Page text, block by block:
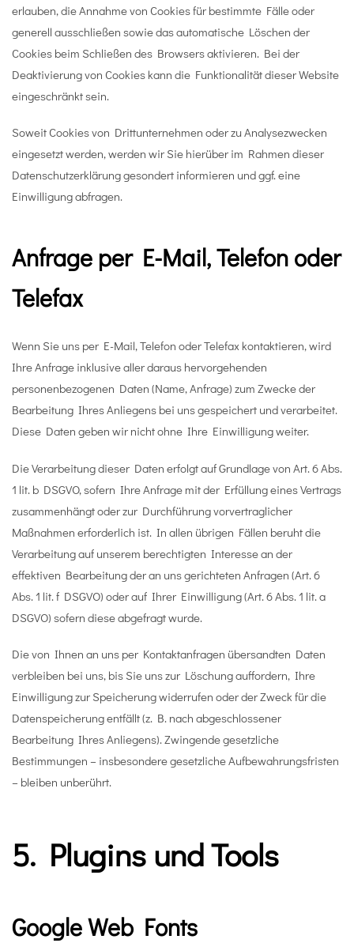
erlauben, die Annahme von Cookies für bestimmte Fälle oder
generell ausschließen sowie das automatische Löschen der
Cookies beim Schließen des Browsers aktivieren. Bei der
Deaktivierung von Cookies kann die Funktionalität dieser Website
eingeschränkt sein.
Soweit Cookies von Drittunternehmen oder zu Analysezwecken
eingesetzt werden, werden wir Sie hierüber im Rahmen dieser
Datenschutzerklärung gesondert informieren und ggf. eine
Einwilligung abfragen.
Anfrage per E-Mail, Telefon oder
Telefax
Wenn Sie uns per E-Mail, Telefon oder Telefax kontaktieren, wird
Ihre Anfrage inklusive aller daraus hervorgehenden
personenbezogenen Daten (Name, Anfrage) zum Zwecke der
Bearbeitung Ihres Anliegens bei uns gespeichert und verarbeitet.
Diese Daten geben wir nicht ohne Ihre Einwilligung weiter.
Die Verarbeitung dieser Daten erfolgt auf Grundlage von Art. 6 Abs.
1 lit. b DSGVO, sofern Ihre Anfrage mit der Erfüllung eines Vertrags
zusammenhängt oder zur Durchführung vorvertraglicher
Maßnahmen erforderlich ist. In allen übrigen Fällen beruht die
Verarbeitung auf unserem berechtigten Interesse an der
effektiven Bearbeitung der an uns gerichteten Anfragen (Art. 6
Abs. 1 lit. f DSGVO) oder auf Ihrer Einwilligung (Art. 6 Abs. 1 lit. a
DSGVO) sofern diese abgefragt wurde.
Die von Ihnen an uns per Kontaktanfragen übersandten Daten
verbleiben bei uns, bis Sie uns zur Löschung auffordern, Ihre
Einwilligung zur Speicherung widerrufen oder der Zweck für die
Datenspeicherung entfällt (z. B. nach abgeschlossener
Bearbeitung Ihres Anliegens). Zwingende gesetzliche
Bestimmungen – insbesondere gesetzliche Aufbewahrungsfristen
– bleiben unberührt.
5. Plugins und Tools
Google Web Fonts